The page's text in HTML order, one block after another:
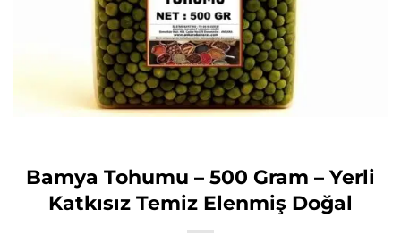
Bamya Tohumu – 500 Gram – Yerli
Katkısız Temiz Elenmiş Doğal